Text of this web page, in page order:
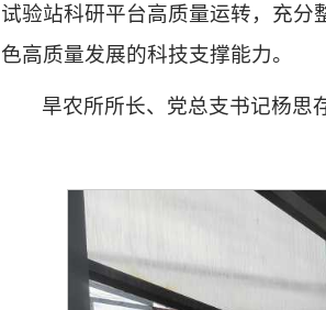
试验站科研平台高质量运转，充分
色高质量发展的科技支撑能力。
旱农所所长、党总支书记杨思